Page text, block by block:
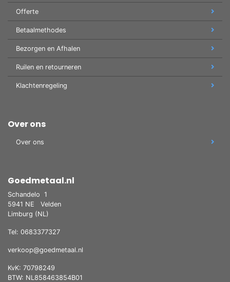
Offerte
Betaalmethodes
Bezorgen en Afhalen
Ruilen en retourneren
Klachtenregeling
Over ons
Over ons
Goedmetaal.nl
Schandelo 1
5941 NE
Velden
Limburg (NL)
Tel: 0683377327
verkoop@goedmetaal.nl
KvK: 70798249
BTW: NL858463854B01